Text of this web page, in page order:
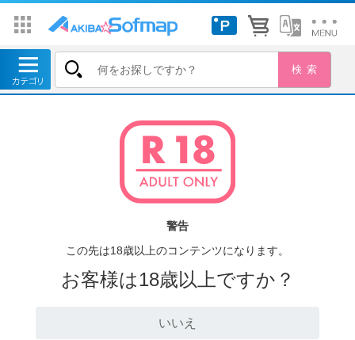
警告
この先は18歳以上のコンテンツになります。
お客様は18歳以上ですか？
いいえ